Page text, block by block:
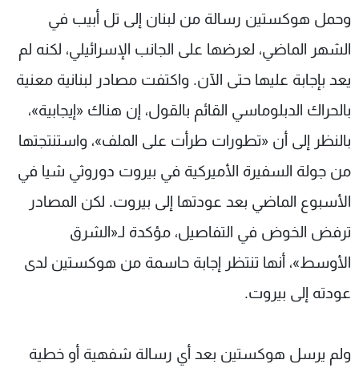
وحمل هوكستين رسالة من لبنان إلى تل أبيب في
الشهر الماضي، لعرضها على الجانب الإسرائيلي، لكنه لم
يعد بإجابة عليها حتى الآن. واكتفت مصادر لبنانية معنية
بالحراك الدبلوماسي القائم بالقول، إن هناك «إيجابية»،
بالنظر إلى أن «تطورات طرأت على الملف»، واستنتجتها
من جولة السفيرة الأميركية في بيروت دوروثي شيا في
الأسبوع الماضي بعد عودتها إلى بيروت. لكن المصادر
ترفض الخوض في التفاصيل، مؤكدة لـ«الشرق
الأوسط»، أنها تنتظر إجابة حاسمة من هوكستين لدى
عودته إلى بيروت.
ولم يرسل هوكستين بعد أي رسالة شفهية أو خطية